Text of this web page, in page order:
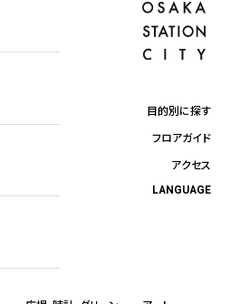
目的別に探す
フロアガイド
アクセス
LANGUAGE
ภาษาไทย